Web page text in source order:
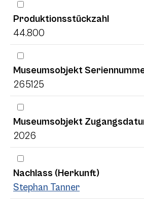
Produktionsstückzahl
44.800
Museumsobjekt
265125
Museumsobjekt
2026
Nachlass (Herkunft)
Stephan Tanner